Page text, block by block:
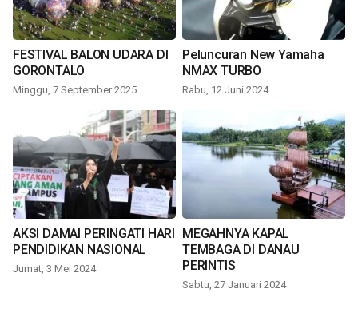
FESTIVAL BALON UDARA DI
GORONTALO
Minggu, 7 September 2025
Peluncuran New Yamaha
NMAX TURBO
Rabu, 12 Juni 2024
AKSI DAMAI PERINGATI HARI
PENDIDIKAN NASIONAL
Jumat, 3 Mei 2024
MEGAHNYA KAPAL
TEMBAGA DI DANAU
PERINTIS
Sabtu, 27 Januari 2024